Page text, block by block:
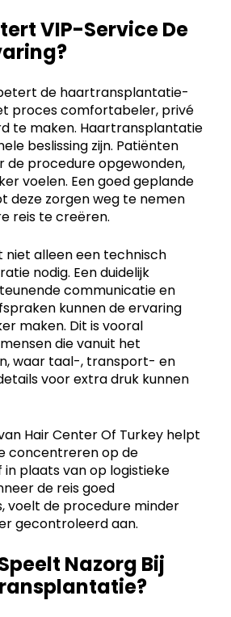
VIP-Service De
de haartransplantatie-
proces comfortabeler, privé
te maken. Haartransplantatie
beslissing zijn. Patiënten
de procedure opgewonden,
voelen. Een goed geplande
deze zorgen weg te nemen
reis te creëren.
alleen een technisch
nodig. Een duidelijk
communicatie en
kunnen de ervaring
maken. Dit is vooral
die vanuit het
waar taal-, transport- en
voor extra druk kunnen
Hair Center Of Turkey helpt
concentreren op de
in plaats van op logistieke
de reis goed
voelt de procedure minder
gecontroleerd aan.
Nazorg Bij